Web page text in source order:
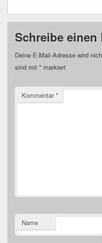
Schreibe einen
Deine E-Mail-Adresse wird
sind mit * markiert
Kommentar*
Name